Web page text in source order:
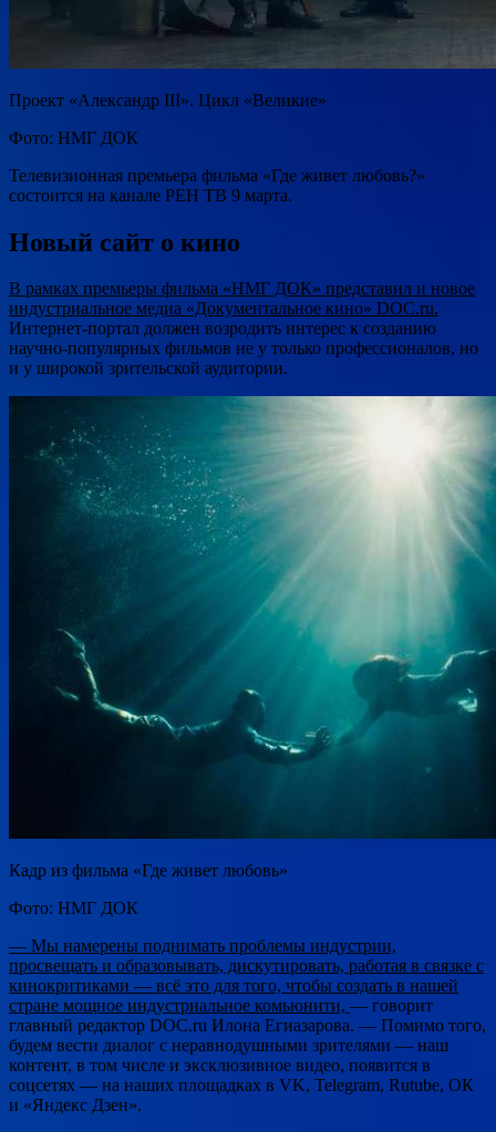
Проект «Александр III». Цикл «Великие»
Фото: НМГ ДОК
Телевизионная премьера фильма «Где живет любовь?»
состоится на канале РЕН ТВ 9 марта.
Новый сайт о кино
В рамках премьеры фильма «НМГ ДОК» представил и новое
индустриальное медиа «Документальное кино» DOC.ru.
Интернет-портал должен возродить интерес к созданию
научно-популярных фильмов не у только профессионалов, но
и у широкой зрительской аудитории.
Кадр из фильма «Где живет любовь»
Фото: НМГ ДОК
— Мы намерены поднимать проблемы индустрии,
просвещать и образовывать, дискутировать, работая в связке с
кинокритиками — всё это для того, чтобы создать в нашей
стране мощное индустриальное комьюнити, — говорит
главный редактор DOC.ru Илона Егиазарова. — Помимо того,
будем вести диалог с неравнодушными зрителями — наш
контент, в том числе и эксклюзивное видео, появится в
соцсетях — на наших площадках в VK, Telegram, Rutube, ОК
и «Яндекс Дзен».